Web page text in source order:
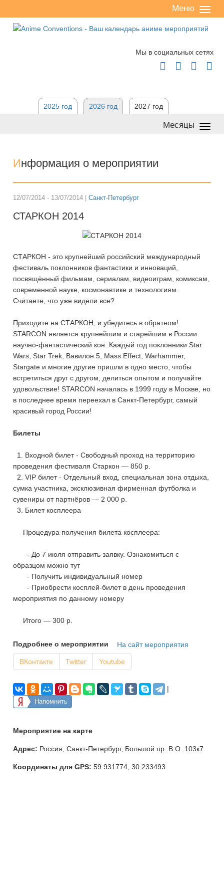
Меню
Мы в социальных сетях
   
2025 год 2026 год 2027 год
Месяцы
Информация о мероприятии
12/07/2014 - 13/07/2014 |Санкт-Петербург
СТАРКОН 2014
СТАРКОН - это крупнейший российский международный
фестиваль поклонников фантастики и инноваций,
посвящённый фильмам, сериалам, видеоиграм, комиксам,
современной науке, космонавтике и технологиям.
Считаете, что уже видели все?
Приходите на СТАРКОН, и убедитесь в обратном!
STARCON является крупнейшим и старейшим в России
научно-фантастический кон. Каждый год поклонники Star
Wars, Star Trek, Вавилон 5, Mass Effect, Warhammer,
Stargate и многие другие пришли в одно место, чтобы
встретиться друг с другом, делиться опытом и получайте
удовольствие! STARCON началась в 1999 году в Москве, но
в последнее время переехал в Санкт-Петербург, самый
красивый город России!
Билеты
1. Входной билет - Свободный проход на территорию
проведения фестиваля Старкон — 850 р.
2. VIP билет - Отдельный вход, cпециальная зона отдыха,
cумка участника, эксклюзивная фирменная футболка и
cувениры от партнёров — 2 000 р.
3. Билет косплеера
Процедура получения билета косплеера:
- До 7 июля отправить заявку. Ознакомиться с
образцом можно тут
- Получить индивидуальный номер
- Приобрести косплей-билет в день проведения
мероприятия по данному номеру
Итого — 300 р.
Подробнее о мероприятии На сайт мероприятия
ВКонтакте Twitter Youtube
|
Напомнить
Мероприятие на карте
Адрес: Россия, Санкт-Петербург, Большой пр. В.О. 103к7
Координаты для GPS: 59.931774 ,30.233493